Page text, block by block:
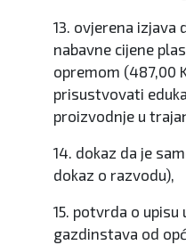
13. ovjerena izjava
nabavne cijene
opremom (487,00
prisustvovati
proizvodnje u
14. dokaz da je
dokaz o razvodu),
15. potvrda o
gazdinstava od